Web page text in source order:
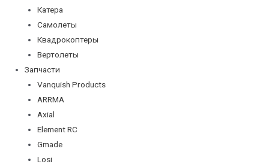
Катера
Самолеты
Квадрокоптеры
Вертолеты
Запчасти
Vanquish Products
ARRMA
Axial
Element RC
Gmade
Losi